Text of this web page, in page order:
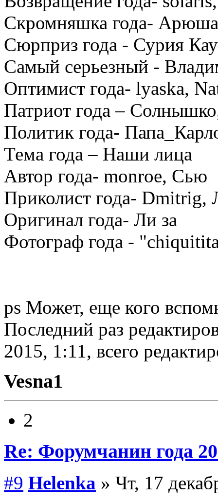
Скромняшка года-
Сюрприз года - Сурия
Самый серьезный -
Оптимист года- lyaska,
Патриот года –
Политик года-
Тема года – Наши лица
Автор года- monroe, Сью
Приколист года- Dmitrig,
Оригинал года- Ли за
Фотограф года -
ps Может, еще кого
Последний раз
2015, 1:11, всего
Vesna1
2
Re: Форумчанин
#9 Helenka » Чт, 17